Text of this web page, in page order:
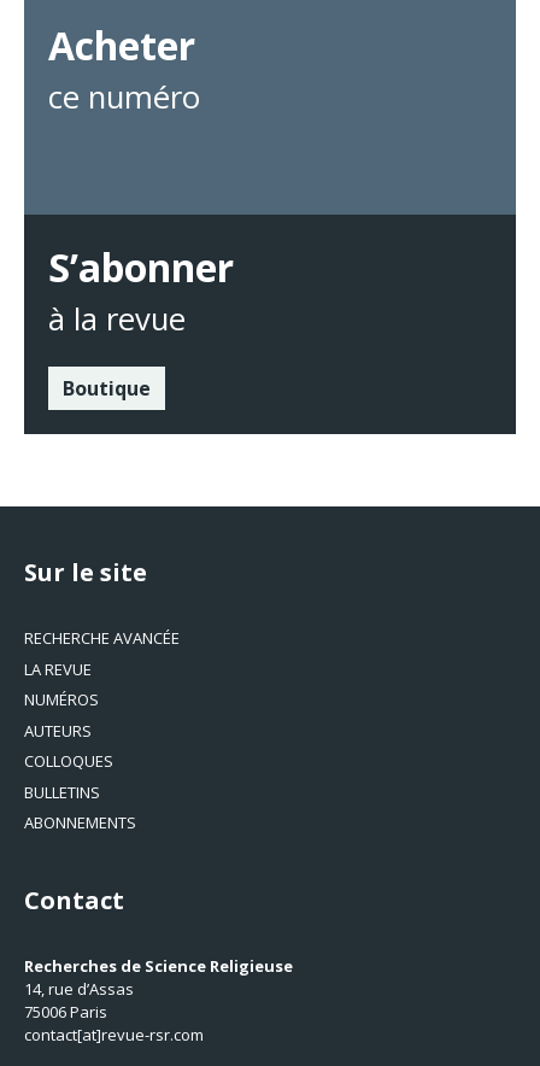
Acheter
ce numéro
S’abonner
à la revue
Boutique
Sur le site
RECHERCHE AVANCÉE
LA REVUE
NUMÉROS
AUTEURS
COLLOQUES
BULLETINS
ABONNEMENTS
Contact
Recherches de Science Religieuse
14, rue d’Assas
75006 Paris
contact[at]revue-rsr.com